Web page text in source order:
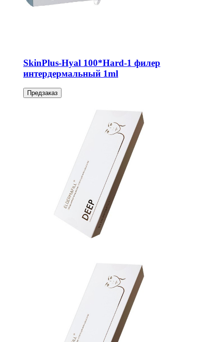
SkinPlus-Hyal 100*Hard-1 филер
интердермальный 1ml
Предзаказ